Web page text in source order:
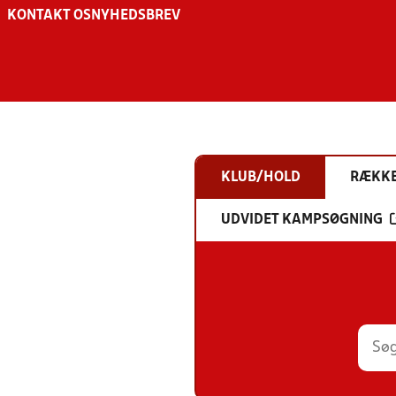
KONTAKT OS NYHEDSBREV
KLUB/HOLD
UDVIDET KAMPSØGNING